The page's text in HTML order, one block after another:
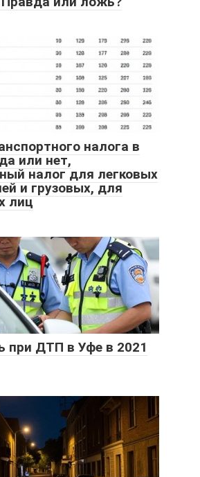
налога в
или нет,
налог для легковых
и грузовых, для
лиц
при ДТП в Уфе в 2021